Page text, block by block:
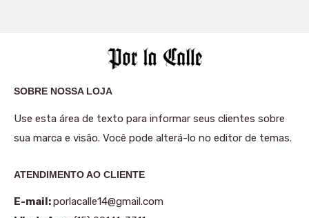
SOBRE NOSSA LOJA
Use esta área de texto para informar seus clientes sobre
sua marca e visão. Você pode alterá-lo no editor de temas.
ATENDIMENTO AO CLIENTE
E-mail:porlacalle14@gmail.com